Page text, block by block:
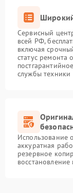
Сервисный
всей РФ,
включая
статус ремонта
службы техники
Использование
аккуратная
резервное